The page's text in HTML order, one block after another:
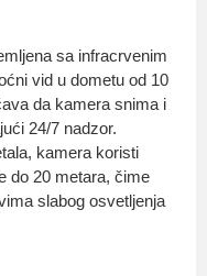
sa infracrvenim
vid u dometu od 10
da kamera snima i
24/7 nadzor.
kamera koristi
do 20 metara, čime
slabog osvetljenja